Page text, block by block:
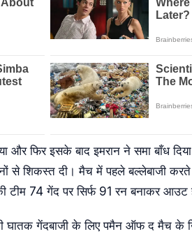
और फिर इसके बाद इमरान ने समा बाँध
से शिकस्त दी। मैच में पहले बल्लेबाजी करते
74 गेंद पर सिर्फ 91 रन बनाकर आउट
घातक गेंदबाजी के लिए पमैन ऑफ द मैच के